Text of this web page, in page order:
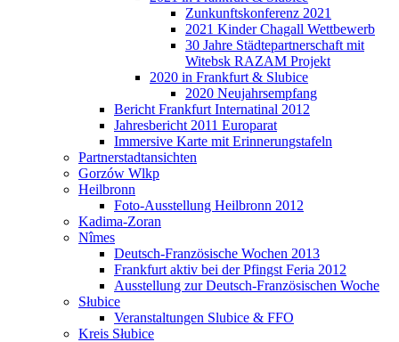
Zunkunftskonferenz 2021
2021 Kinder Chagall Wettbewerb
30 Jahre Städtepartnerschaft mit
Witebsk RAZAM Projekt
2020 in Frankfurt & Slubice
2020 Neujahrsempfang
Bericht Frankfurt Internatinal 2012
Jahresbericht 2011 Europarat
Immersive Karte mit Erinnerungstafeln
Partnerstadtansichten
Gorzów Wlkp
Heilbronn
Foto-Ausstellung Heilbronn 2012
Kadima-Zoran
Nîmes
Deutsch-Französische Wochen 2013
Frankfurt aktiv bei der Pfingst Feria 2012
Ausstellung zur Deutsch-Französischen Woche
Słubice
Veranstaltungen Slubice & FFO
Kreis Słubice